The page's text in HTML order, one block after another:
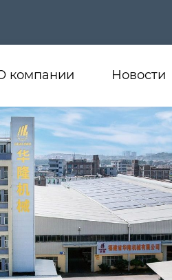
компании Новости